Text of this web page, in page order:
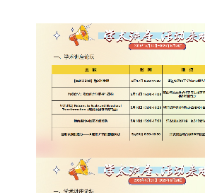
学院简介 现任领导
院行政 院工会
教学科研岗 行政管理岗 教学思政岗